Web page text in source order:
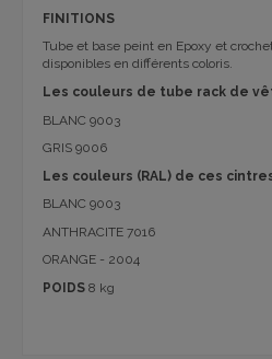
FINITIONS
Tube et base peint en Epoxy et
disponibles en différents coloris.
Les couleurs de tube rack de
BLANC 9003
GRIS 9006
Les couleurs (RAL) de ces
BLANC 9003
ANTHRACITE 7016
ORANGE - 2004
POIDS 8 kg